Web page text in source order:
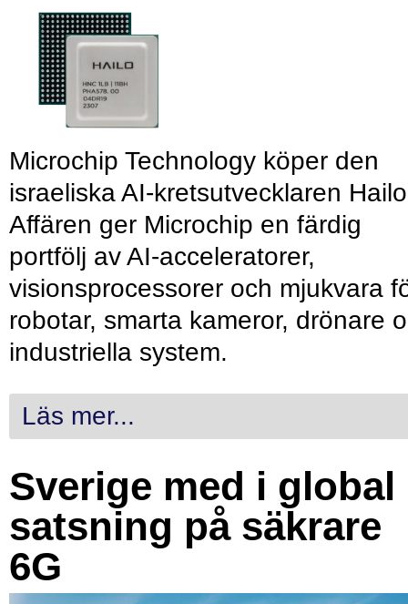
Microchip Technology köper den
israeliska AI-kretsutvecklaren
Affären ger Microchip en färdig
portfölj av AI-acceleratorer,
visionsprocessorer och mjukvara
robotar, smarta kameror, drönare
industriella system.
Läs mer...
Sverige med i global
satsning på säkrare
6G